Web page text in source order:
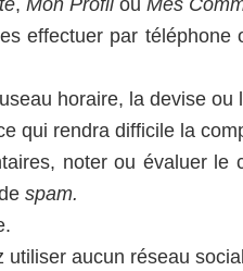
, Mon Profilou Mes
effectuer par téléphone
horaire, la devise ou
qui rendra difficile la
noter ou évaluer le
spam.
utiliser aucun réseau